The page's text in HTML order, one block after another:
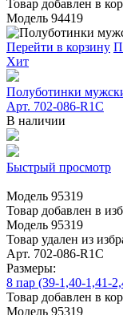
Товар добавлен в
Модель 94419
Перейти в корзину
Хит
Полуботинки
Арт. 702-086-R1C
В наличии
Быстрый просмотр
Модель 95319
Товар добавлен в
Модель 95319
Товар удален из
Арт. 702-086-R1C
Размеры:
8 пар (39-1,40-1,41-
Товар добавлен в
Модель 95319